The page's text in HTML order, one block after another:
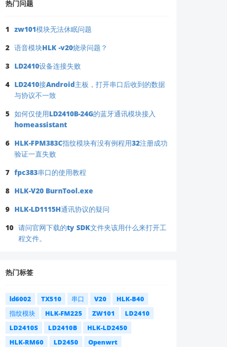
热门问题
1 zw101模块无法休眠问题
2 语音模块HLK -v20烧录问题？
3 LD2410设备连接失败
4 LD2410接Android主板，打开串口后收到的数据
与协议不一致
5 如何仅使用LD2410B-24G的蓝牙通讯模块接入
homeassistant
6 HLK-FPM383C指纹模块有没有例程用32注册成功
验证一直失败
7 fpc383串口的使用教程
8 HLK-V20 BurnTool.exe
9 HLK-LD1115H通讯协议的疑问
10 请问官网下载的ty SDK文件夹该用什么来打开工
程文件。
热门标签
ld6002 TX510 串口 V20
HLK-B40
指纹模块
HLK-FM225 ZW101
LD2410
LD2410S
LD2410B
HLK-LD2450
HLK-RM60
LD2450
Openwrt